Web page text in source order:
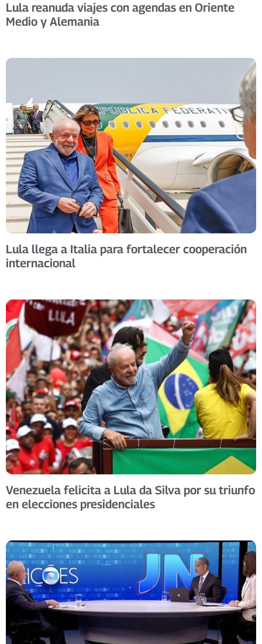
Lula reanuda viajes con agendas en Oriente
Medio y Alemania
Lula llega a Italia para fortalecer cooperación
internacional
Venezuela felicita a Lula da Silva por su triunfo
en elecciones presidenciales